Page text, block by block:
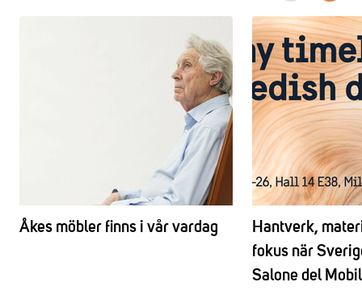
Åkes möbler finns i vår vardag
Hantverk,
fokus när
Salone del